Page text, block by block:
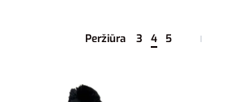
Peržiūra 3 4 5